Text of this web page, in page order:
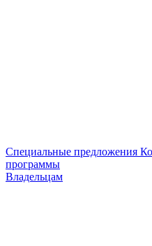
Специальные предложения
программы
Владельцам